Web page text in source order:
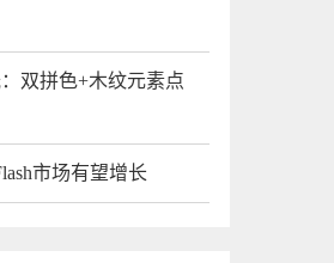
双拼色+木纹元素点
市场有望增长